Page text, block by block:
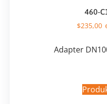
460-
$235,00
Adapter